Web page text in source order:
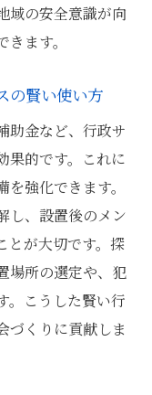
域の安全意識が向
ます。
の賢い使い方
助金など、行政サ
果的です。これに
強化できます。
し、設置後のメン
とが大切です。探
場所の選定や、犯
。こうした賢い行
づくりに貢献しま